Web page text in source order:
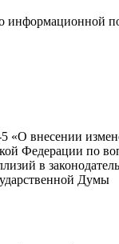
информационной
«О внесении
Федерации по
в
Думы